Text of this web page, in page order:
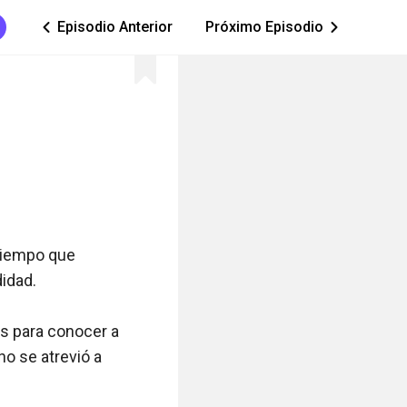
ic_arrow_left Episodio Anterior Próximo Episodio ic_arrow_right